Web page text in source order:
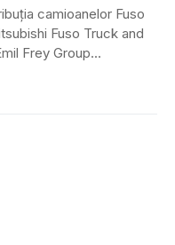
camioanelor Fuso
Fuso Truck and
Frey Group...